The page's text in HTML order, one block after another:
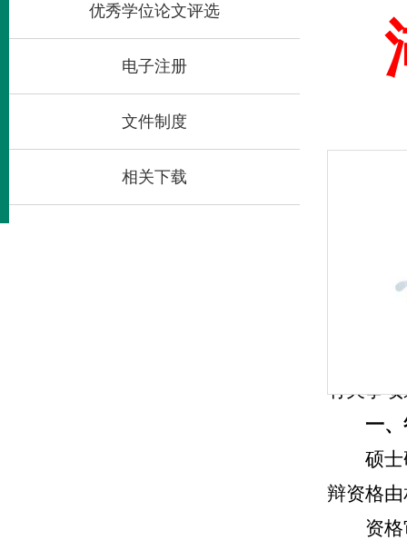
优秀学位论文评选
电子注册
文件制度
相关下载
各研究
有关事
一
硕
辩资格
资